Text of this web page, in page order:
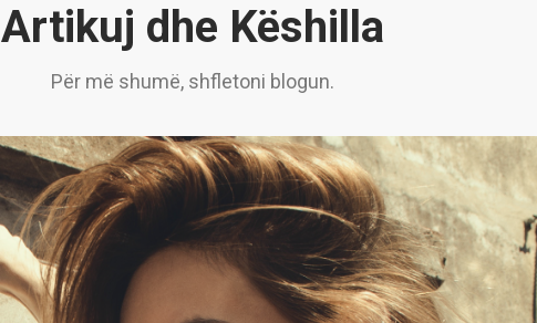
Artikuj dhe Këshilla
Për më shumë, shfletoni blogun.